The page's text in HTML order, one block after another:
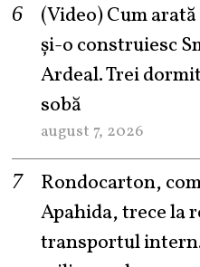
(Video) Cum arată
şi-o construiesc
Ardeal. Trei
sobă
august 7, 2026
Rondocarton,
Apahida, trece la
transportul